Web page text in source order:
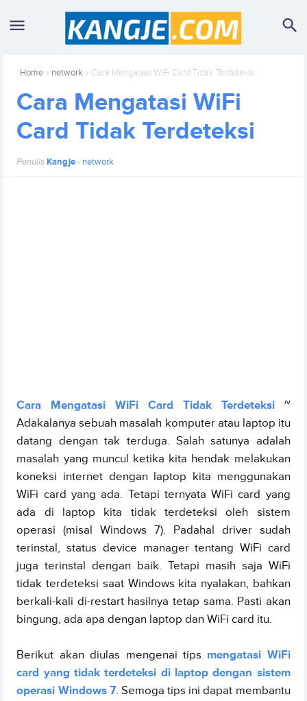
Home › network › Cara Mengatasi WiFi Card Tidak Terdeteksi
Cara Mengatasi WiFi
Card Tidak Terdeteksi
PenulisKangje- network
Cara Mengatasi WiFi Card Tidak Terdeteksi~
Adakalanya sebuah masalah komputer atau laptop itu
datang dengan tak terduga. Salah satunya adalah
masalah yang muncul ketika kita hendak melakukan
koneksi internet dengan laptop kita menggunakan
WiFi card yang ada. Tetapi ternyata WiFi card yang
ada di laptop kita tidak terdeteksi oleh sistem
operasi (misal Windows 7). Padahal driver sudah
terinstal, status device manager tentang WiFi card
juga terinstal dengan baik. Tetapi masih saja WiFi
tidak terdeteksi saat Windows kita nyalakan, bahkan
berkali-kali di-restart hasilnya tetap sama. Pasti akan
bingung, ada apa dengan laptop dan WiFi card itu.
Berikut akan diulas mengenai tips mengatasi WiFi
card yang tidak terdeteksi di laptop dengan sistem
operasi Windows 7. Semoga tips ini dapat membantu